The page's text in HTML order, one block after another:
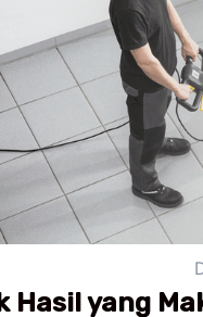
Hasil yang